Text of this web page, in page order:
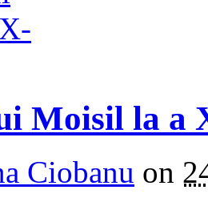
Moisil la a
Ciobanu on